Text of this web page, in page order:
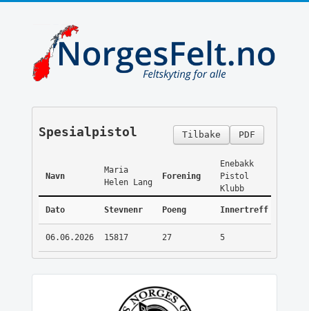
PDF
Tilbake
Spesialpistol
Navn
Maria
Helen Lang
Forening
Enebakk
Pistol
Klubb
Dato Stevnenr Poeng Innertreff
06.06.2026 15817 27 5